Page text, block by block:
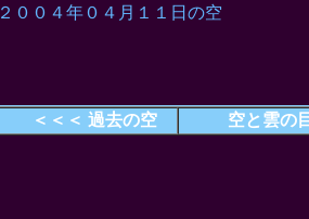
２００４年０４月１１日の空
＜＜＜ 過去の空 空と雲の